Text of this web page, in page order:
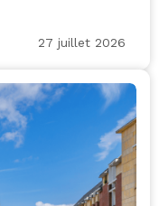
27 juillet 2026